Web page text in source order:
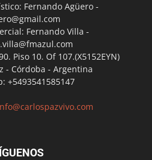
Fernando Agüero -
Fernando Villa -
Piso 10. Of 107.(X5152EYN)
- Córdoba - Argentina
+5493541585147